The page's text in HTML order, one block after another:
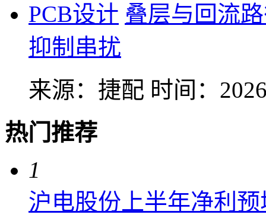
PCB设计 叠层与回流
抑制串扰
来源：捷配 时间：
热门推荐
1
沪电股份上半年净利